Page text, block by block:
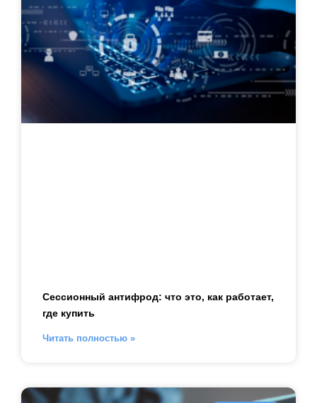
Сессионный антифрод: что это, как работает,
где купить
Читать полностью »